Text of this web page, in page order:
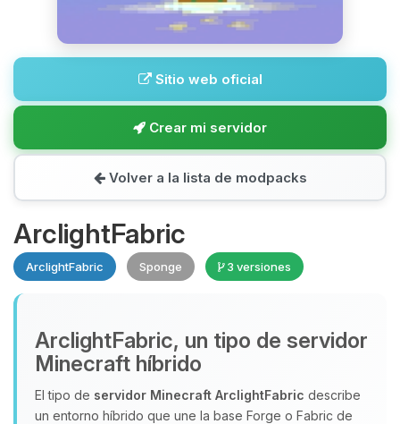
Sitio web oficial
Crear mi servidor
Volver a la lista de modpacks
ArclightFabric
ArclightFabric Sponge 3 versiones
ArclightFabric, un tipo de servidor
Minecraft híbrido
El tipo de servidor Minecraft ArclightFabric describe
un entorno híbrido que une la base Forge o Fabric de
hablar! Soy Choupy, tu pequeno
asistente de BoxToPlay. Cuentame
pequenos circuitos para ayudarte.